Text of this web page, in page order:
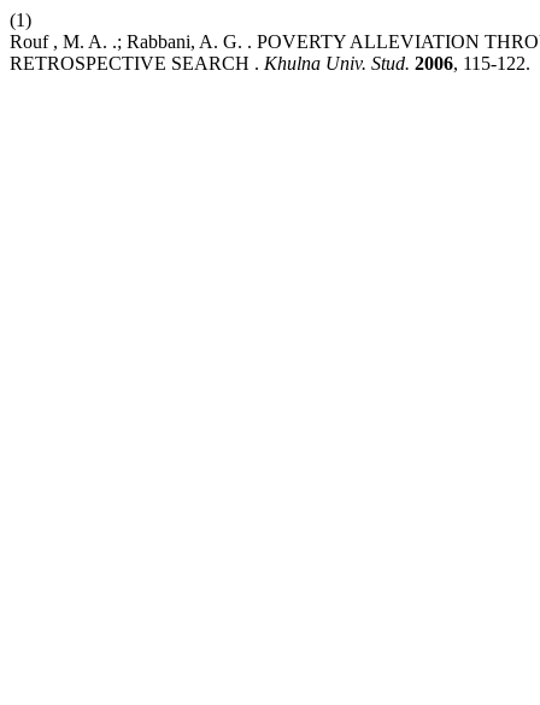
(1)
Rouf , M. A. .; Rabbani, A. G. . POVERTY ALLEVIATION
RETROSPECTIVE SEARCH . Khulna Univ. Stud. 2006, 115-122.